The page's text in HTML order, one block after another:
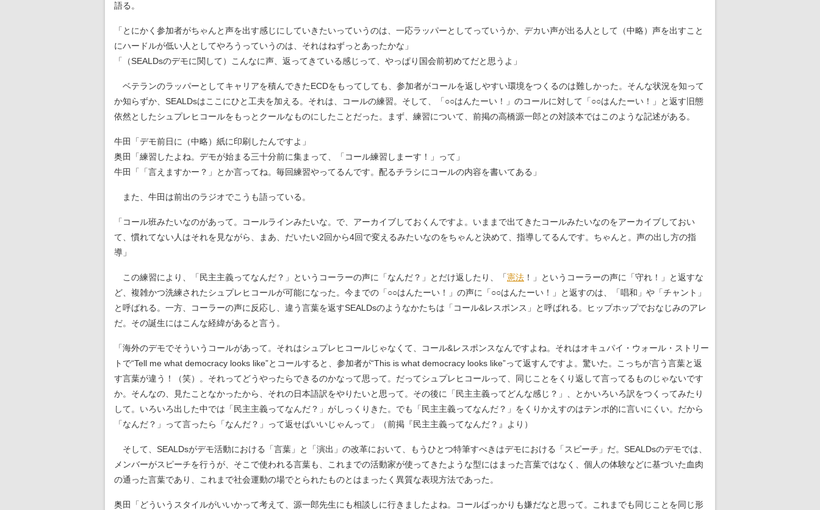
語る。
「とにかく参加者がちゃんと声を出す感じにしていきたいっていうのは、一応ラッパーとしてっていうか、デカい声が出る人として（中略）声を出すこと
にハードルが低い人としてやろうっていうのは、それはねずっとあったかな」
「（SEALDsのデモに関して）こんなに声、返ってきている感じって、やっぱり国会前初めてだと思うよ」
ベテランのラッパーとしてキャリアを積んできたECDをもってしても、参加者がコールを返しやすい環境をつくるのは難しかった。そんな状況を知って
か知らずか、SEALDsはここにひと工夫を加える。それは、コールの練習。そして、「○○はんたーい！」のコールに対して「○○はんたーい！」と返す旧態
依然としたシュプレヒコールをもっとクールなものにしたことだった。まず、練習について、前掲の高橋源一郎との対談本ではこのような記述がある。
牛田「デモ前日に（中略）紙に印刷したんですよ」
奥田「練習したよね。デモが始まる三十分前に集まって、「コール練習しまーす！」って」
牛田「「言えますかー？」とか言ってね。毎回練習やってるんです。配るチラシにコールの内容を書いてある」
また、牛田は前出のラジオでこうも語っている。
「コール班みたいなのがあって。コールラインみたいな。で、アーカイブしておくんですよ。いままで出てきたコールみたいなのをアーカイブしておい
て、慣れてない人はそれを見ながら、まあ、だいたい2回から4回で変えるみたいなのをちゃんと決めて、指導してるんです。ちゃんと。声の出し方の指
導」
この練習により、「民主主義ってなんだ？」というコーラーの声に「なんだ？」とだけ返したり、「憲法 ！」というコーラーの声に「守れ！」と返すな
ど、複雑かつ洗練されたシュプレヒコールが可能になった。今までの「○○はんたーい！」の声に「○○はんたーい！」と返すのは、「唱和」や「チャント」
と呼ばれる。一方、コーラーの声に反応し、違う言葉を返すSEALDsのようなかたちは「コール&レスポンス」と呼ばれる。ヒップホップでおなじみのアレ
だ。その誕生にはこんな経緯があると言う。
「海外のデモでそういうコールがあって。それはシュプレヒコールじゃなくて、コール&レスポンスなんですよね。それはオキュパイ・ウォール・ストリー
トで“Tell me what democracy looks like”とコールすると、参加者が“This is what democracy looks like”って返すんですよ。驚いた。こっちが言う言葉と返
す言葉が違う！（笑）。それってどうやったらできるのかなって思って。だってシュプレヒコールって、同じことをくり返して言ってるものじゃないです
か。そんなの、見たことなかったから、それの日本語訳をやりたいと思って。その後に「民主主義ってどんな感じ？」、とかいろいろ訳をつくってみたり
して。いろいろ出した中では「民主主義ってなんだ？」がしっくりきた。でも「民主主義ってなんだ？」をくりかえすのはテンポ的に言いにくい。だから
「なんだ？」って言ったら「なんだ？」って返せばいいじゃんって」（前掲『民主主義ってなんだ？』より）
そして、SEALDsがデモ活動における「言葉」と「演出」の改革において、もうひとつ特筆すべきはデモにおける「スピーチ」だ。SEALDsのデモでは、
メンバーがスピーチを行うが、そこで使われる言葉も、これまでの活動家が使ってきたような型にはまった言葉ではなく、個人の体験などに基づいた血肉
の通った言葉であり、これまで社会運動の場でとられたものとはまったく異質な表現方法であった。
奥田「どういうスタイルがいいかって考えて、源一郎先生にも相談しに行きましたよね。コールばっかりも嫌だなと思って。これまでも同じことを同じ形